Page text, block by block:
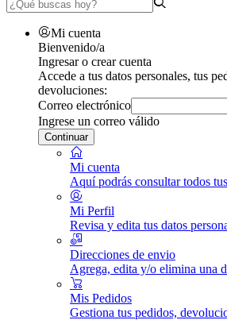
Mi cuenta
Bienvenido/a
Ingresar o crear cuenta
Accede a tus datos personales, tus
devoluciones:
Correo electrónico
Ingrese un correo válido
Continuar
Mi cuenta
Aquí podrás consultar todos
Mi Perfil
Revisa y edita tus datos
Direcciones de envio
Agrega, edita y/o elimina una
Mis Pedidos
Gestiona tus pedidos,